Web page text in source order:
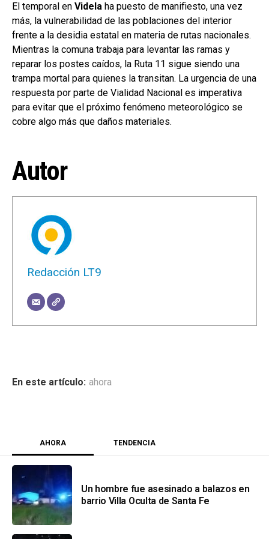
El temporal en Videla ha puesto de manifiesto, una vez
más, la vulnerabilidad de las poblaciones del interior
frente a la desidia estatal en materia de rutas nacionales.
Mientras la comuna trabaja para levantar las ramas y
reparar los postes caídos, la Ruta 11 sigue siendo una
trampa mortal para quienes la transitan. La urgencia de una
respuesta por parte de Vialidad Nacional es imperativa
para evitar que el próximo fenómeno meteorológico se
cobre algo más que daños materiales.
Autor
Redacción LT9
ahora
AHORA TENDENCIA
Un hombre fue asesinado a balazos en
barrio Villa Oculta de Santa Fe